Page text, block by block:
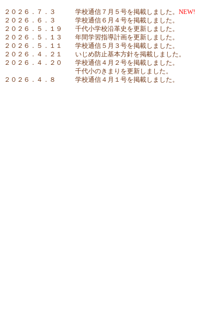
２０２６．７．３ 学校通信７月５号を掲載しました。 NEW!
２０２６．６．３ 学校通信６月４号を掲載しました。
２０２６．５．１９ 千代小学校沿革史を更新しました。
２０２６．５．１３ 年間学習指導計画を更新しました。
２０２６．５．１１ 学校通信５月３号を掲載しました。
２０２６．４．２１ いじめ防止基本方針を掲載しました。
２０２６．４．２０ 学校通信４月２号を掲載しました。
千代小のきまりを更新しました。
２０２６．４．８ 学校通信４月１号を掲載しました。